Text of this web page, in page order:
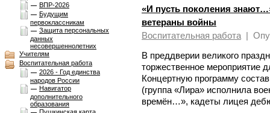
ВПР-2026
Будущим
первоклассникам
Защита персональных
данных
несовершеннолетних
Учителям
Воспитательная работа
2026 - Год единства
народов России
Навигатор
дополнительного
образования
«И пусть поколения
ветераны войны
Воспитательная работа |
В преддверии великого
торжественное мероприятие
Концертную программу
(группа «Лира» исполнила
времён…», кадеты лицея